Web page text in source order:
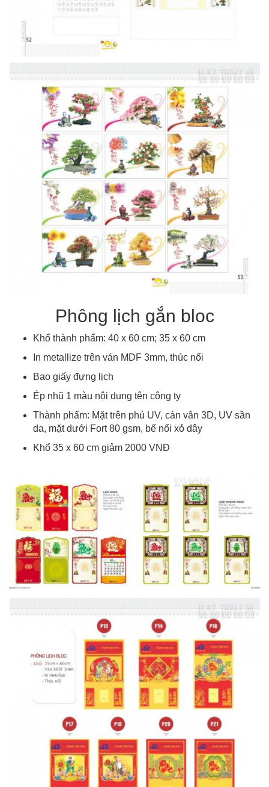
Phông lịch gắn bloc
Khổ thành phẩm: 40 x 60 cm; 35 x 60 cm
In metallize trên ván MDF 3mm, thúc nổi
Bao giấy đựng lịch
Ép nhũ 1 màu nội dung tên công ty
Thành phẩm: Mặt trên phủ UV, cán vân 3D, UV sần
da, mặt dưới Fort 80 gsm, bế nổi xỏ dây
Khổ 35 x 60 cm giảm 2000 VNĐ